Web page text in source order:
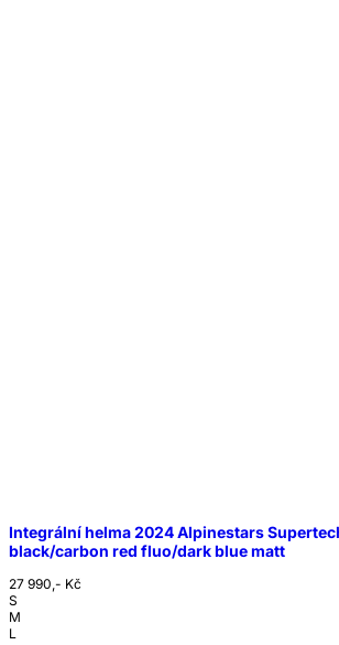
Integrální helma 2024 Alpinestars
black/carbon red fluo/dark blue matt
27 990,- Kč
S
M
L